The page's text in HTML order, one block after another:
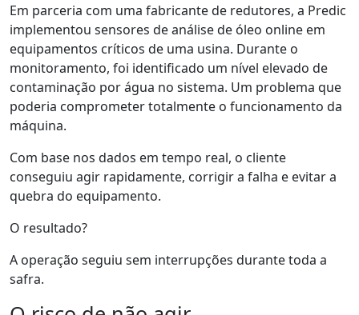
Em parceria com uma fabricante de redutores, a Predic
implementou sensores de análise de óleo online em
equipamentos críticos de uma usina. Durante o
monitoramento, foi identificado um nível elevado de
contaminação por água no sistema. Um problema que
poderia comprometer totalmente o funcionamento da
máquina.
Com base nos dados em tempo real, o cliente
conseguiu agir rapidamente, corrigir a falha e evitar a
quebra do equipamento.
O resultado?
A operação seguiu sem interrupções durante toda a
safra.